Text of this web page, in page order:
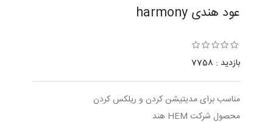
عود هندی harmony
بازدید : 7758
مناسب برای مدیتیشن کردن و ریلکس کردن
محصول شرکت HEM هند